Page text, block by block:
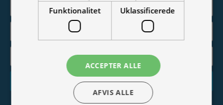
Tilmeld
Funktionalitet Uklassificerede
ACCEPTER ALLE
AFVIS ALLE